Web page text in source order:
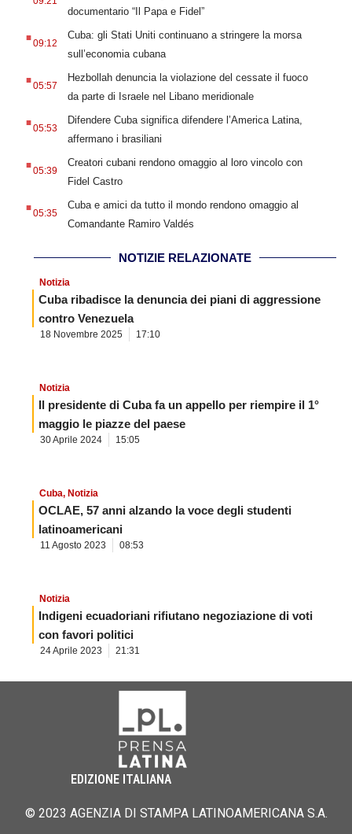
documentario “Il Papa e Fidel”
.09:12
Cuba: gli Stati Uniti continuano a stringere la morsa
sull’economia cubana
.05:57
Hezbollah denuncia la violazione del cessate il fuoco
da parte di Israele nel Libano meridionale
.05:53
Difendere Cuba significa difendere l’America Latina,
affermano i brasiliani
.05:39
Creatori cubani rendono omaggio al loro vincolo con
Fidel Castro
.05:35
Cuba e amici da tutto il mondo rendono omaggio al
Comandante Ramiro Valdés
NOTIZIE RELAZIONATE
Notizia
Cuba ribadisce la denuncia dei piani di aggressione
contro Venezuela
18 Novembre 2025 17:10
Notizia
Il presidente di Cuba fa un appello per riempire il 1°
maggio le piazze del paese
30 Aprile 2024 15:05
Cuba, Notizia
OCLAE, 57 anni alzando la voce degli studenti
latinoamericani
11 Agosto 2023 08:53
Notizia
Indigeni ecuadoriani rifiutano negoziazione di voti
con favori politici
24 Aprile 2023 21:31
EDIZIONE ITALIANA
© 2023 AGENZIA DI STAMPA LATINOAMERICANA S.A.